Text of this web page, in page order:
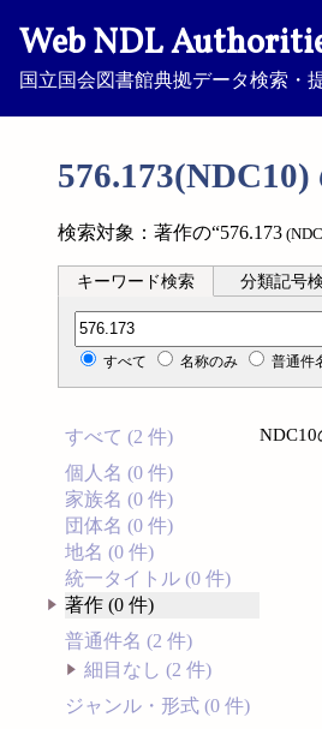
Web NDL
国立国会図書館典拠データ検索・
検索対象：著作の“576.173
キーワード検索 分類記号
分類記号検索
すべて 名称のみ 普通件
すべて (2 件)
個人名 (0 件)
家族名 (0 件)
団体名 (0 件)
地名 (0 件)
統一タイトル (0 件)
著作 (0 件)
普通件名 (2 件)
細目なし (2 件)
ジャンル・形式 (0 件)